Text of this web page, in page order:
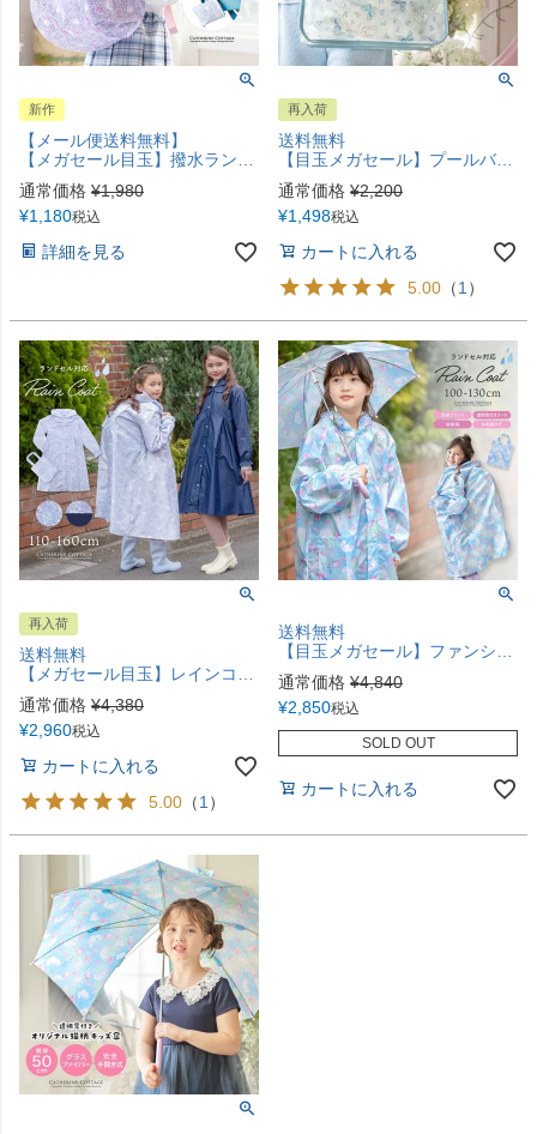
新作
【メール便送料無料】
【メガセール目玉】撥水ランドセルカバー 猫花柄 小花柄 入学 通学 小学校 小学生 レインカバー 雨具 はっ水加工 ゴム 収納袋付き 女の子 YUP12《メール便優先商品》 キャサリンコテージ
通常価格 ¥1,980
¥1,180税込
詳細を見る
再入荷
送料無料
【目玉メガセール】プールバッグ+キーホルダーSET プールバッグ ビニールバッグ 猫柄 リボン柄 キャサリンコテージ TAK
通常価格 ¥2,200
¥1,498税込
カートに入れる
5.00 （1 ）
再入荷
送料無料
【メガセール目玉】レインコート ランドセル対応TAK
通常価格 ¥4,380
¥2,960税込
カートに入れる
5.00 （1 ）
送料無料
【目玉メガセール】ファンシー猫柄 キッズレインコート キャサリンコテージ TAK
通常価格 ¥4,840
¥2,850税込
SOLD OUT
カートに入れる